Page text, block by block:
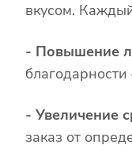
вкусом.
- Повышение
- Увеличение
заказ от